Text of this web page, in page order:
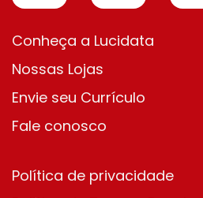
Conheça a Lucidata
Nossas Lojas
Envie seu Currículo
Fale conosco
Política de privacidade